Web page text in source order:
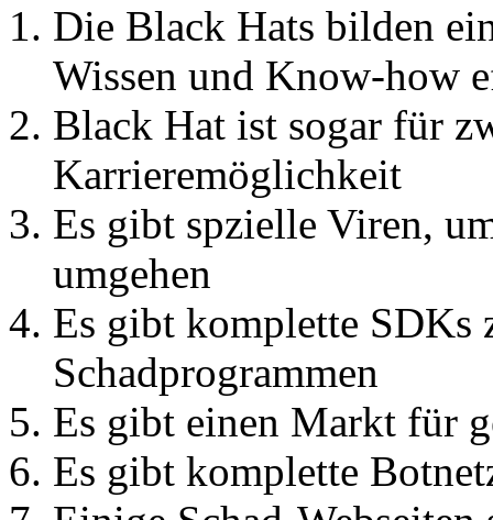
Die Black Hats bilden
Wissen und Know-how
Black Hat ist sogar für
Karrieremöglichkeit
Es gibt spzielle Viren,
umgehen
Es gibt komplette
Schadprogrammen
Es gibt einen Markt für
Es gibt komplette